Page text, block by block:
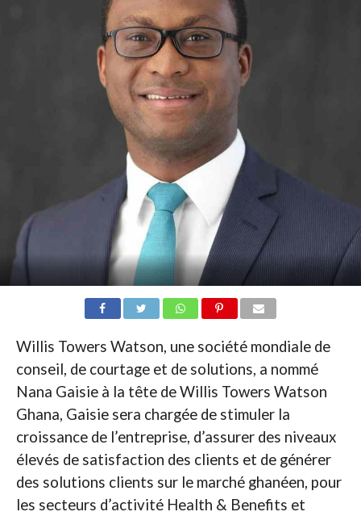
Willis Towers Watson, une société mondiale de
conseil, de courtage et de solutions, a nommé
Nana Gaisie à la tête de Willis Towers Watson
Ghana, Gaisie sera chargée de stimuler la
croissance de l’entreprise, d’assurer des niveaux
élevés de satisfaction des clients et de générer
des solutions clients sur le marché ghanéen, pour
les secteurs d’activité Health & Benefits et